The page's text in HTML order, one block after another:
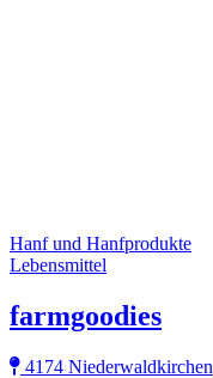
Hanf und Hanfprodukte
Lebensmittel
farmgoodies
4174 Niederwaldkirchen